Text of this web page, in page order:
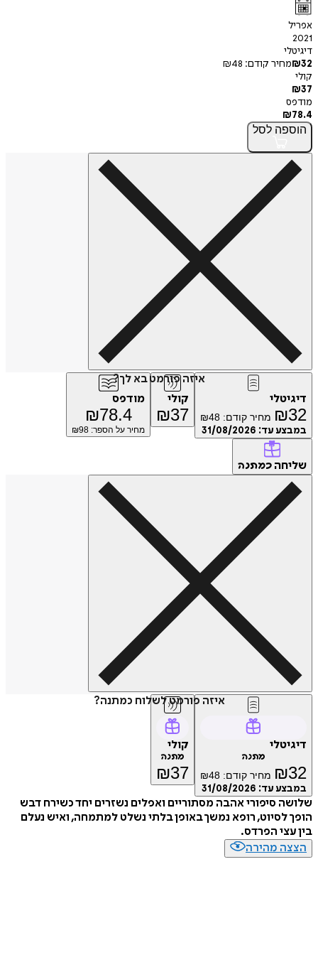
₪מחיר קודם: ₪48
₪
₪
לסל
איזה פורמט בא לך?
₪ מחיר קודם: ₪48
עד:31/08/2026
קולי
₪37
מודפס
₪78.4
מחיר על הספר: ₪98
כמתנה
איזה פורמט לשלוח כמתנה?
מתנה
₪ מחיר קודם: ₪48
עד:31/08/2026
קולי
מתנה
₪37
סיפורי אהבה מסתוריים ואפלים נשזרים יחד כשירח דבש
לסיוט, רופא נמשך באופן בלתי נשלט למתמחה, ואיש נעלם
עצי הפרדס.
מהירה